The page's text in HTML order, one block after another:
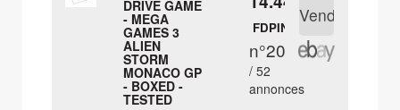
DRIVE GAME
- MEGA
GAMES 3
ALIEN
STORM
MONACO GP
- BOXED -
TESTED
FDPIN
n°20
/ 52
annonces